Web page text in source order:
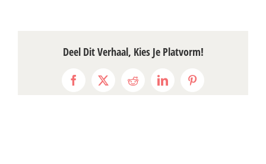
Deel Dit Verhaal, Kies Je Platvorm!
Facebook
X RedditLinkedInPinterest